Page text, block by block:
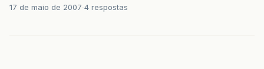
17 de maio de 2007 4 respostas